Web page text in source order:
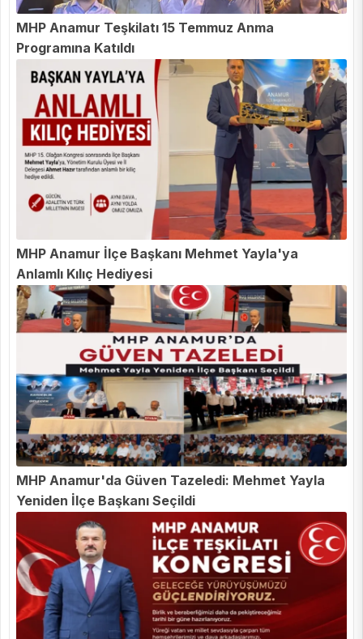
MHP Anamur Teşkilatı 15 Temmuz Anma
Programına Katıldı
MHP Anamur İlçe Başkanı Mehmet Yayla'ya
Anlamlı Kılıç Hediyesi
MHP Anamur'da Güven Tazeledi: Mehmet Yayla
Yeniden İlçe Başkanı Seçildi